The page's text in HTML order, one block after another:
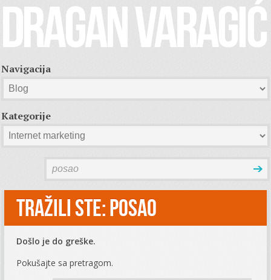
Navigacija
Kategorije
Tražili ste: posao
Došlo je do greške.
Pokušajte sa pretragom.